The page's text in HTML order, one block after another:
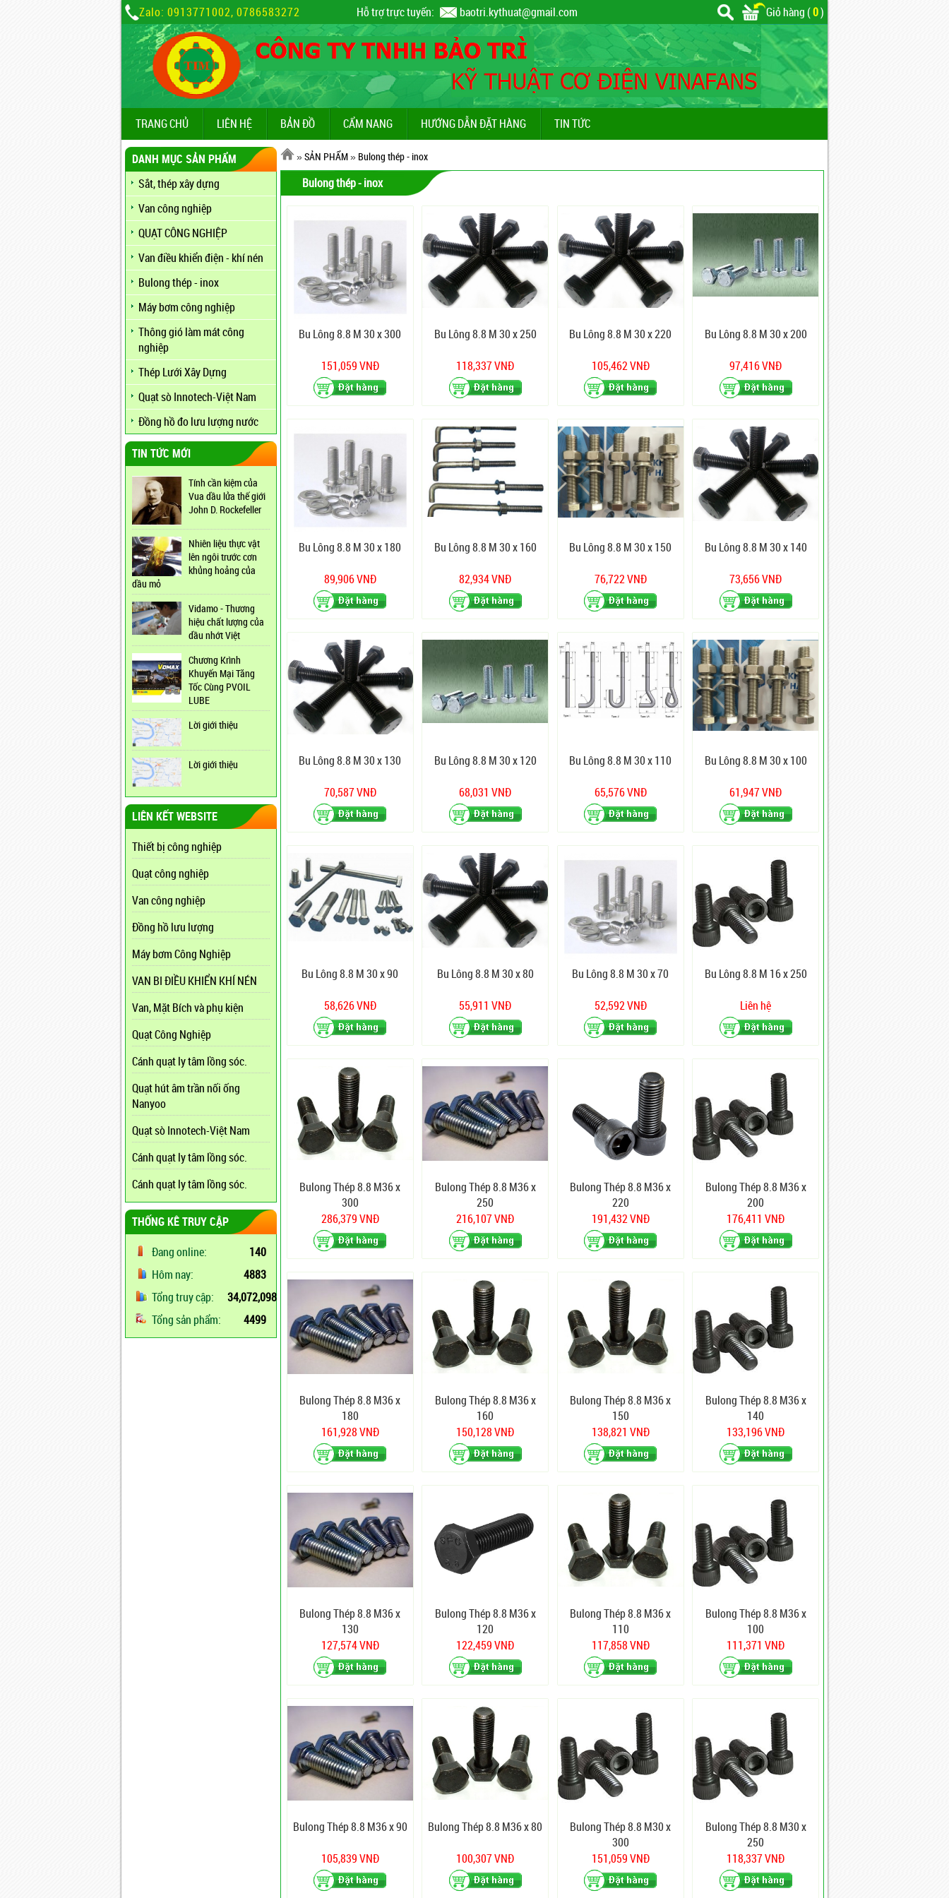
Zalo: 0913771002, 0786583272 Hỗ trợ trực tuyến: baotri.kythuat@gmail.com Giỏ hàng (0)
TRANG CHỦ LIÊN HỆ BẢN ĐỒ CẨM NANG HƯỚNG DẪN ĐẶT HÀNG TIN TỨC
DANH MỤC SẢN PHẨM
Sắt, thép xây dựng
Van công nghiệp
QUẠT CÔNG NGHIỆP
Van điều khiển điện - khí nén
Bulong thép - inox
Máy bơm công nghiệp
Thông gió làm mát công
nghiệp
Thép Lưới Xây Dựng
Quạt sò Innotech-Việt Nam
Đồng hồ đo lưu lượng nước
TIN TỨC MỚI
Tính cần kiệm của
Vua dầu lửa thế giới
John D. Rockefeller
Nhiên liệu thực vật
lên ngôi trước cơn
khủng hoảng của
dầu mỏ
Vidamo - Thương
hiệu chất lượng của
dầu nhớt Việt
Chương Krình
Khuyến Mại Tăng
Tốc Cùng PVOIL
LUBE
Lời giới thiệu
Lời giới thiệu
LIÊN KẾT WEBSITE
Thiết bị công nghiệp
Quạt công nghiệp
Van công nghiệp
Đồng hồ lưu lượng
Máy bơm Công Nghiệp
VAN BI ĐIỀU KHIỂN KHÍ NÉN
Van, Mặt Bích và phụ kiện
Quạt Công Nghiệp
Cánh quạt ly tâm lồng sóc.
Quạt hút âm trần nối ống
Nanyoo
Quạt sò Innotech-Việt Nam
Cánh quạt ly tâm lồng sóc.
Cánh quạt ly tâm lồng sóc.
THỐNG KÊ TRUY CẬP
Đang online:
140
Hôm nay:
4883
Tổng truy cập:
34,072,098
Tổng sản phẩm:
4499
»SẢN PHẨM» Bulong thép - inox
Bulong thép - inox
Bu Lông 8.8 M 30 x 300
151,059 VNĐ
Bu Lông 8.8 M 30 x 250
118,337 VNĐ
Bu Lông 8.8 M 30 x 220
105,462 VNĐ
Bu Lông 8.8 M 30 x 200
97,416 VNĐ
Bu Lông 8.8 M 30 x 180
89,906 VNĐ
Bu Lông 8.8 M 30 x 160
82,934 VNĐ
Bu Lông 8.8 M 30 x 150
76,722 VNĐ
Bu Lông 8.8 M 30 x 140
73,656 VNĐ
Bu Lông 8.8 M 30 x 130
70,587 VNĐ
Bu Lông 8.8 M 30 x 120
68,031 VNĐ
Bu Lông 8.8 M 30 x 110
65,576 VNĐ
Bu Lông 8.8 M 30 x 100
61,947 VNĐ
Bu Lông 8.8 M 30 x 90
58,626 VNĐ
Bu Lông 8.8 M 30 x 80
55,911 VNĐ
Bu Lông 8.8 M 30 x 70
52,592 VNĐ
Bu Lông 8.8 M 16 x 250
Liên hệ
Bulong Thép 8.8 M36 x
300
286,379 VNĐ
Bulong Thép 8.8 M36 x
250
216,107 VNĐ
Bulong Thép 8.8 M36 x
220
191,432 VNĐ
Bulong Thép 8.8 M36 x
200
176,411 VNĐ
Bulong Thép 8.8 M36 x
180
161,928 VNĐ
Bulong Thép 8.8 M36 x
160
150,128 VNĐ
Bulong Thép 8.8 M36 x
150
138,821 VNĐ
Bulong Thép 8.8 M36 x
140
133,196 VNĐ
Bulong Thép 8.8 M36 x
130
127,574 VNĐ
Bulong Thép 8.8 M36 x
120
122,459 VNĐ
Bulong Thép 8.8 M36 x
110
117,858 VNĐ
Bulong Thép 8.8 M36 x
100
111,371 VNĐ
Bulong Thép 8.8 M36 x 90
105,839 VNĐ
Bulong Thép 8.8 M36 x 80
100,307 VNĐ
Bulong Thép 8.8 M30 x
300
151,059 VNĐ
Bulong Thép 8.8 M30 x
250
118,337 VNĐ